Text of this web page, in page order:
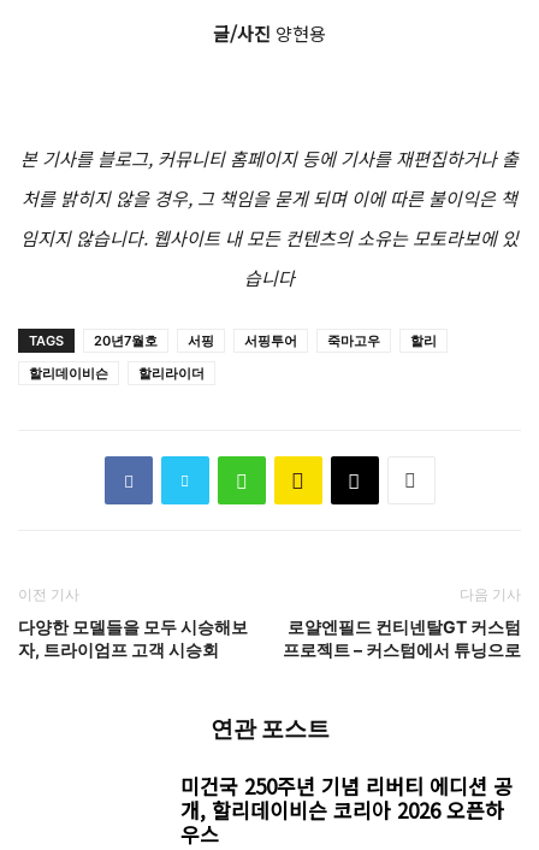
글/사진 양현용
본 기사를 블로그, 커뮤니티 홈페이지 등에 기사를 재편집하거나 출
처를 밝히지 않을 경우, 그 책임을 묻게 되며 이에 따른 불이익은 책
임지지 않습니다. 웹사이트 내 모든 컨텐츠의 소유는 모토라보에 있
습니다
TAGS 20년7월호 서핑 서핑투어 죽마고우
할리
할리데이비슨
할리라이더
이전 기사
다양한 모델들을 모두 시승해보
자, 트라이엄프 고객 시승회
다음 기사
로얄엔필드 컨티넨탈GT 커스텀
프로젝트 – 커스텀에서 튜닝으로
연관 포스트
미건국 250주년 기념 리버티 에디션 공
개, 할리데이비슨 코리아 2026 오픈하
우스